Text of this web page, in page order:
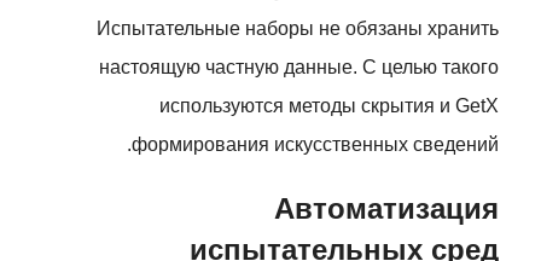
Испытательные наборы не обязаны хранить
настоящую частную данные. С целью такого
используются методы скрытия и GetX
формирования искусственных сведений.
Автоматизация
испытательных сред